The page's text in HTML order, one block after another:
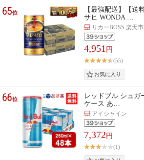
65位
【最強配送】【送
サヒ WONDA …
リカーBOSS 楽天
4,951 円
(55)
66位
レッドブル シュガ
ケース あ…
アイシャイン
7,372 円
(1)